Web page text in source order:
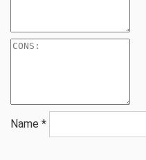
Name *